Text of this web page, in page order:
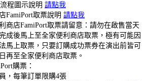
程圖示說明 請點我
FamiPort取票說明 請點我
商店FamiPort取票請留意：請勿在啟售當天
成後馬上至全家便利商店取票，極有可能因
馬上取票，只要訂購成功票券在演出前皆可
再至全家便利商店取票。
購票：
，每筆訂單限購4張